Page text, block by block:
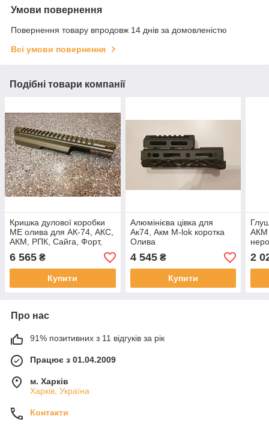
Умови повернення
Повернення товару впродовж 14 днів за домовленістю
Всі умови повернення
Подібні товари компанії
Кришка дулової коробки
ME олива для АК-74, АКС,
АКМ, РПК, Сайга, Форт,
Вулкан.
6 565 ₴
Купити
Алюмінієва цівка для
Ак74, Акм M-lok коротка
Олива
4 545₴
Купити
АКМ
2
Про нас
91% позитивних з 11 відгуків за рік
Працює з 01.04.2009
м. Харків
Харків, Україна
Контакти